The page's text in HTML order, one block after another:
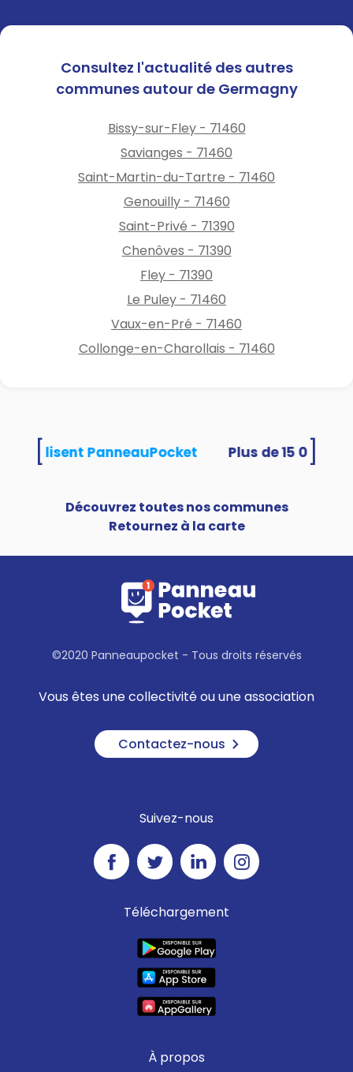
Consultez l'actualité des autres
communes autour de Germagny
Bissy-sur-Fley - 71460
Savianges - 71460
Saint-Martin-du-Tartre - 71460
Genouilly - 71460
Saint-Privé - 71390
Chenôves - 71390
Fley - 71390
Le Puley - 71460
Vaux-en-Pré - 71460
Collonge-en-Charollais - 71460
utilisent PanneauPocket
Découvrez toutes nos communes
Retournez à la carte
©2020 Panneaupocket - Tous droits réservés
Vous êtes une collectivité ou une association
Contactez-nous
Suivez-nous
Téléchargement
À propos